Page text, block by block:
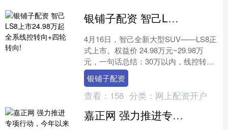
银铺子配资 智己LS8上市24.98万起 全系线控转向+四轮转向!
4月16日，智己全新大型SUV——LS8正
式上市。权益价 24.98万元~29.98万
元，一句话总结：30万以内，线控转
向、四轮转向、空悬、激光雷达、Thor
芯....
银铺子配资
查看： 158 分类： 网上配资开户
嘉正网 强力推进专项行动，今年以来四川立经济犯罪案件3680余起